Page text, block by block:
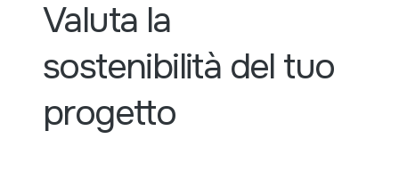
Valuta la
sostenibilità del tuo
progetto